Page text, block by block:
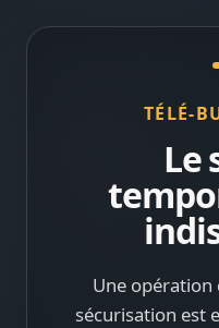
TÉLÉ-
Le
Une opération
sécurisation est